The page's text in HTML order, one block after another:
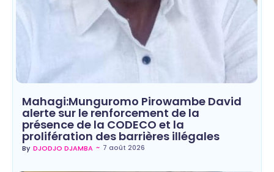
Mahagi:Munguromo Pirowambe David
alerte sur le renforcement de la
présence de la CODECO et la
prolifération des barrières illégales
By DJODJO DJAMBA ~ 7 août 2026